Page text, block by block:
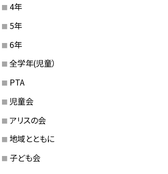
4年
5年
6年
全学年(児童）
PTA
児童会
アリスの会
地域とともに
子ども会